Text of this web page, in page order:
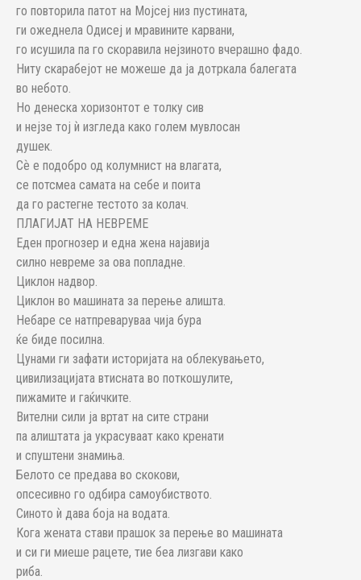
го повторила патот на Мојсеј низ пустината,
ги ожеднела Одисеј и мравините карвани,
го исушила па го скоравила нејзиното вчерашно фадо.
Ниту скарабејот не можеше да ја дотркала балегата
во небото.
Но денеска хоризонтот е толку сив
и нејзе тој ѝ изгледа како голем мувлосан
душек.
Сѐ е подобро од колумнист на влагата,
се потсмеа самата на себе и поита
да го растегне тестото за колач.
ПЛАГИЈАТ НА НЕВРЕМЕ
Еден прогнозер и една жена најавија
силно невреме за ова попладне.
Циклон надвор.
Циклон во машината за перење алишта.
Небаре се натпреваруваа чија бура
ќе биде посилна.
Цунами ги зафати историјата на облекувањето,
цивилизацијата втисната во поткошулите,
пижамите и гаќичките.
Вителни сили ја вртат на сите страни
па алиштата ја украсуваат како кренати
и спуштени знамиња.
Белото се предава во скокови,
опсесивно го одбира самоубиството.
Синото ѝ дава боја на водата.
Кога жената стави прашок за перење во машината
и си ги миеше рацете, тие беа лизгави како
риба.